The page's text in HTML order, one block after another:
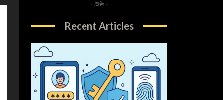
- 廣告 -
Recent Articles